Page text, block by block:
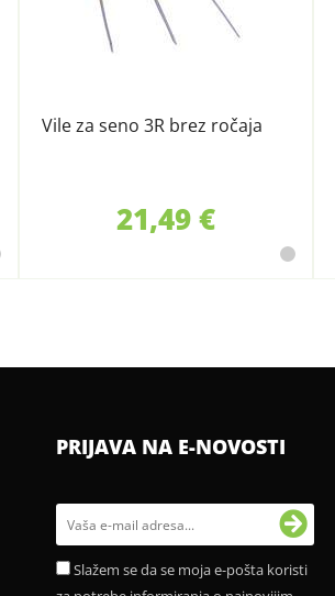
Vile za seno 3R brez ročaja
21,49 €
PRIJAVA NA E-NOVOSTI
Slažem se da se moja e-pošta koristi